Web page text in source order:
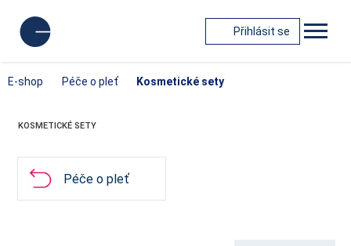
Přihlásit se
E-shop Péče o pleť Kosmetické sety
KOSMETICKÉ SETY
Péče o pleť